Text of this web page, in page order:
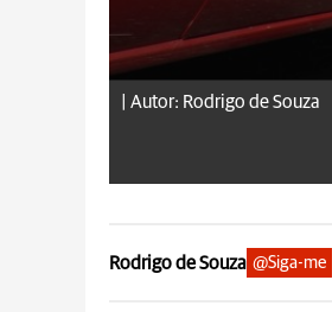
Autor: Rodrigo de Souza
Rodrigo de Souza @Siga-me